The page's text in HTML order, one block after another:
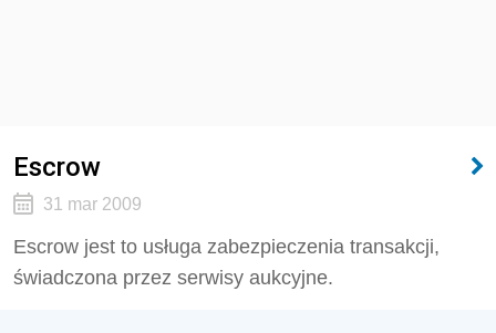
Escrow
31 mar 2009
Escrow jest to usługa zabezpieczenia transakcji,
świadczona przez serwisy aukcyjne.